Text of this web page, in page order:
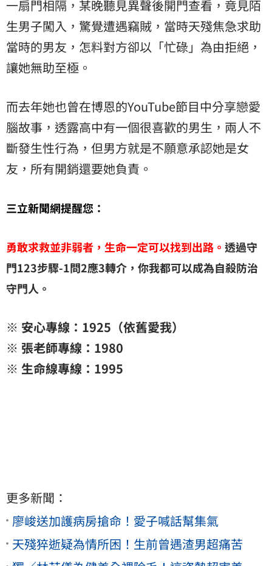
一扇門相隔，某晚聽見異聲後開門查看，竟見陌
生男子闖入，驚覺遭遇竊賊，當時天殘焦急求助
當時的男友，怎料對方卻以「忙碌」為由拒絕，
讓她無助至極。
而去年她也曾在博恩的YouTube節目中分享戀愛
腦故事，透露高中有一個很喜歡的男生，兩人不
斷發生性行為，但男方就是不願意承認她是女
友，所有開銷還要她負責。
三立新聞網提醒您：
勇敢求救並非弱者，生命一定可以找到出路。 透過守
門123步驟-1問2應3轉介，你我都可以成為自殺防治
守門人。
※ 安心專線：1925（依舊愛我）
※ 張老師專線：1980
※ 生命線專線：1995
更多新聞：
廖峻送加護病房搶命！愛子喊話幫集氣
天殘猝逝疑為情所困！生前曾遇渣男超痛苦